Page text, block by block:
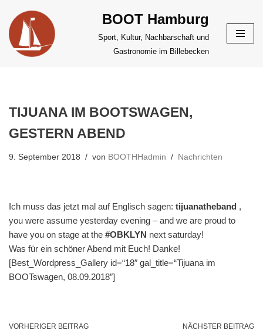
Zum
Inhalt
springen
BOOT Hamburg
Sport, Kultur, Nachbarschaft und
Gastronomie im Billebecken
TIJUANA IM BOOTSWAGEN,
GESTERN ABEND
9. September 2018 von BOOTHHadmin Nachrichten
Ich muss das jetzt mal auf Englisch sagen: tijuanatheband ,
you were assume yesterday evening – and we are proud to
have you on stage at the #OBKLYN next saturday!
Was für ein schöner Abend mit Euch! Danke!
[Best_Wordpress_Gallery id=“18″ gal_title=“Tijuana im
BOOTswagen, 08.09.2018″]
VORHERIGER BEITRAG NÄCHSTER BEITRAG